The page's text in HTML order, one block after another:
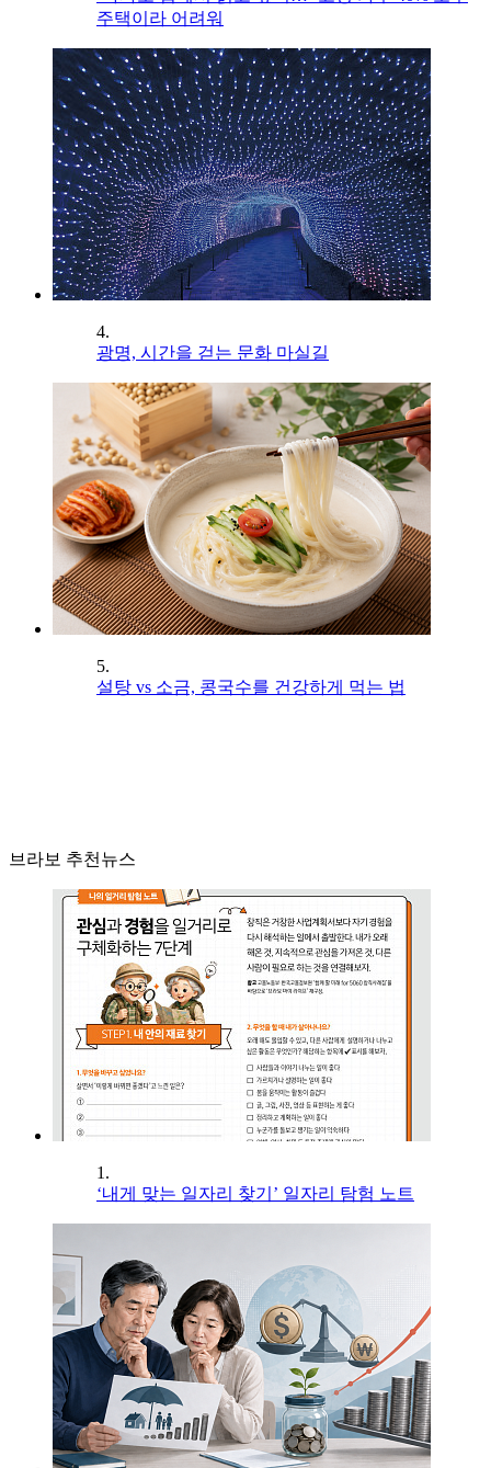
주택이라 어려워
4.
광명, 시간을 걷는 문화 마실길
5.
설탕 vs 소금, 콩국수를 건강하게 먹는 법
브라보 추천뉴스
1.
‘내게 맞는 일자리 찾기’ 일자리 탐험 노트